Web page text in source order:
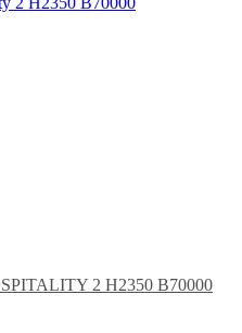
2 H2350 B70000